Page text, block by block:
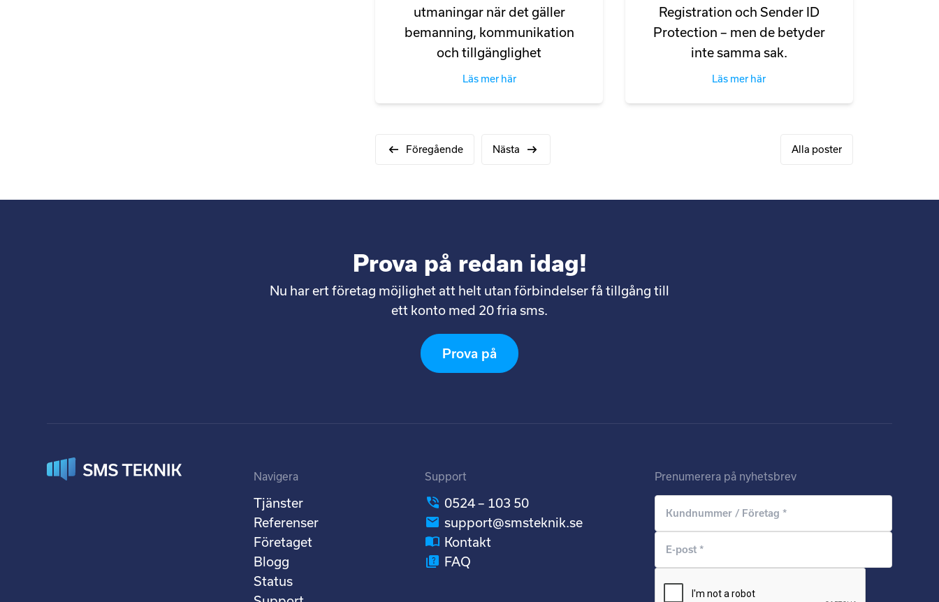
utmaningar när det gäller
bemanning, kommunikation
och tillgänglighet
Läs mer här
Registration och Sender ID
Protection – men de betyder
inte samma sak.
Läs mer här
Föregående Nästa Alla poster
Prova på redan idag!
Nu har ert företag möjlighet att helt utan förbindelser få tillgång till
ett konto med 20 fria sms.
Prova på
Navigera
Tjänster
Referenser
Företaget
Blogg
Status
Support
0524 – 103 50
support@smsteknik.se
Kontakt
FAQ
Prenumerera på nyhetsbrev